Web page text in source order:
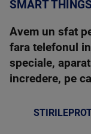
SMART THINGS
Avem un sfat
fara telefonul
speciale,
incredere, pe